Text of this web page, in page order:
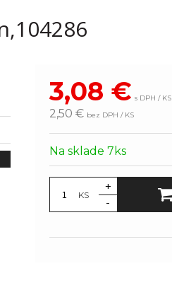
3,08 € s DPH / KS
2,50 € bez DPH / KS
Na sklade 7ks
KS
+
-